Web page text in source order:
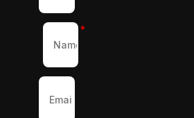
*